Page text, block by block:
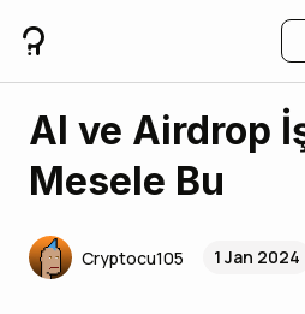
AI ve Airdrop
Mesele Bu
Cryptocu105 1 Jan 2024